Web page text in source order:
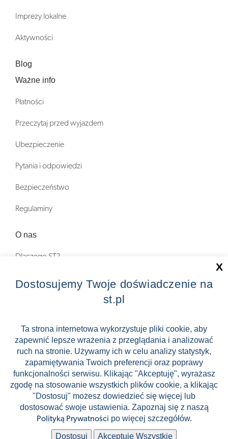
Imprezy lokalne
Aktywności
Blog
Ważne info
Płatności
Przeczytaj przed wyjazdem
Ubezpieczenie
Pytania i odpowiedzi
Bezpieczeństwo
Regulaminy
O nas
Dlaczego ST?
Zostań Pilotem wycieczek!
Zniżki
FAQ
ST INCENTIVE
Stock images by Depositphotos
🛸
Dostosujemy Twoje doświadczenie na
st.pl
Ta strona internetowa wykorzystuje pliki cookie, aby
zapewnić lepsze wrażenia z przeglądania i analizować
ruch na stronie. Używamy ich w celu analizy statystyk,
zapamiętywania Twoich preferencji oraz poprawy
funkcjonalności serwisu. Klikając "Akceptuję", wyrażasz
zgodę na stosowanie wszystkich plików cookie, a klikając
"Dostosuj" możesz dowiedzieć się więcej lub
dostosować swoje ustawienia. Zapoznaj się z naszą
Polityką Prywatności po więcej szczegółów.
Dostosuj Akceptuję Wszystkie
X